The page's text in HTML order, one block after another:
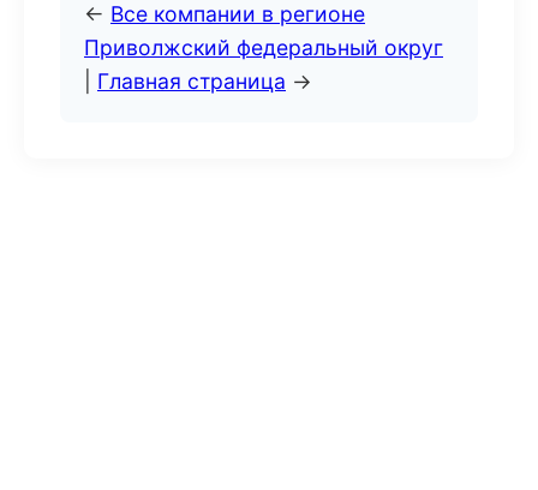
← Все компании в регионе
Приволжский федеральный округ
Главная страница →